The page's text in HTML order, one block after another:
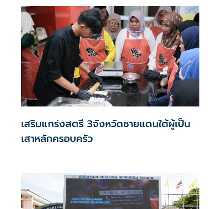
เสริมการเติบโตของบริษัท
เสริมแกร่งสตรี 3จังหวัดชายแดนใต้ผู้เป็น
เสาหลักครอบครัว